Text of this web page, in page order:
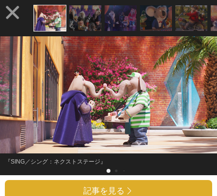
『SING／シング：ネクストステージ』
記事を見る